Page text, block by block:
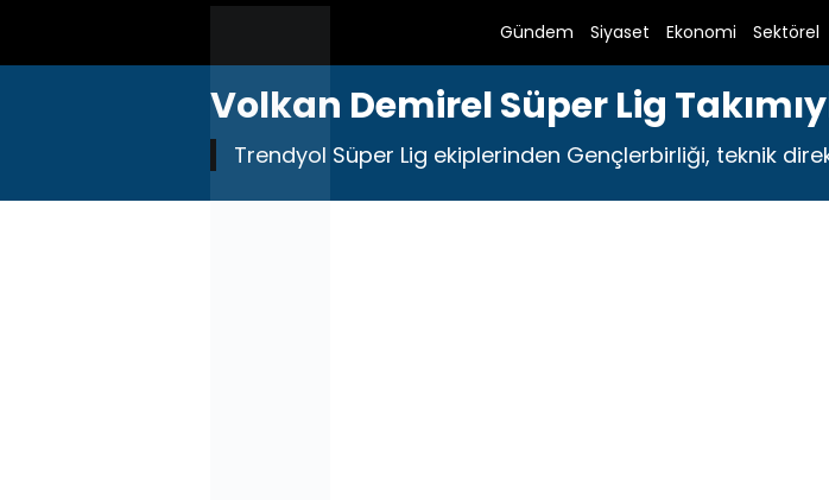
Gündem Siyaset Ekonomi Sektörel
Volkan Demirel Süper Lig
Trendyol Süper Lig ekiplerinden Gençlerbirliği, teknik